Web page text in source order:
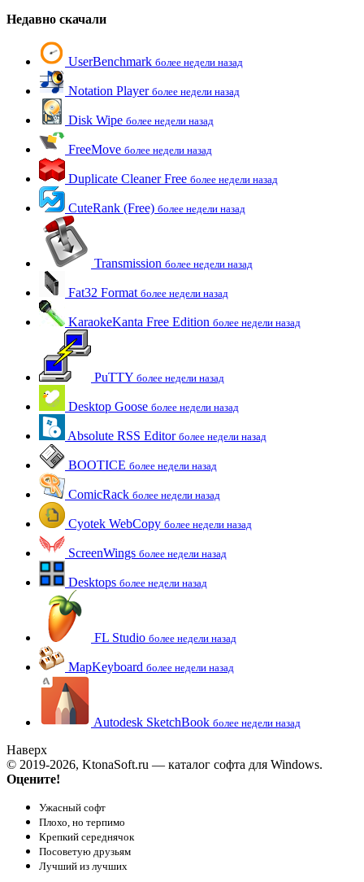
Недавно скачали
UserBenchmark более недели назад
Notation Player более недели назад
Disk Wipe более недели назад
FreeMove более недели назад
Duplicate Cleaner Free более недели назад
CuteRank (Free) более недели назад
Transmission более недели назад
Fat32 Format более недели назад
KaraokeKanta Free Edition более недели назад
PuTTY более недели назад
Desktop Goose более недели назад
Absolute RSS Editor более недели назад
BOOTICE более недели назад
ComicRack более недели назад
Cyotek WebCopy более недели назад
ScreenWings более недели назад
Desktops более недели назад
FL Studio более недели назад
MapKeyboard более недели назад
Autodesk SketchBook более недели назад
Наверх
© 2019-2026, KtonaSoft.ru — каталог софта для Windows.
Оцените!
Ужасный софт
Плохо, но терпимо
Крепкий середнячок
Посоветую друзьям
Лучший из лучших